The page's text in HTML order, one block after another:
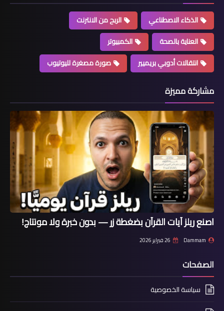
الذكاء الاصطناعي
الربح من الانترنت
العناية بالصحة
الكمبيوتر
انتقالات أدوبي بريميير
صورة مصغرة لليوتيوب
مشاركة مميزة
اصنع ريلز آيات القرآن بضغطة زر — بدون خبرة ولا مونتاج!
Dammam 26 فبراير 2026
الصفحات
سياسة الخصوصية